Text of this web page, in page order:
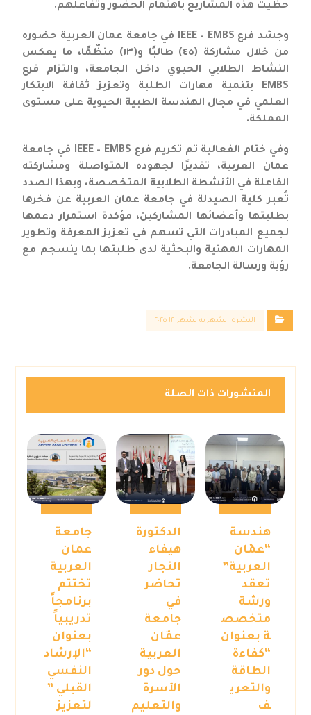
حظيت هذه المشاريع باهتمام الحضور وتفاعلهم.
وجسّد فرع IEEE – EMBS في جامعة عمان العربية حضوره
من خلال مشاركة (٤٥) طالبًا و(١٣) منظّمًا، ما يعكس
النشاط الطلابي الحيوي داخل الجامعة، والتزام فرع
EMBS بتنمية مهارات الطلبة وتعزيز ثقافة الابتكار
العلمي في مجال الهندسة الطبية الحيوية على مستوى
المملكة.
وفي ختام الفعالية تم تكريم فرع IEEE – EMBS في جامعة
عمان العربية، تقديرًا لجهوده المتواصلة ومشاركته
الفاعلة في الأنشطة الطلابية المتخصصة، وبهذا الصدد
تُعبر كلية الصيدلة في جامعة عمان العربية عن فخرها
بطلبتها وأعضائها المشاركين، مؤكدة استمرار دعمها
لجميع المبادرات التي تسهم في تعزيز المعرفة وتطوير
المهارات المهنية والبحثية لدى طلبتها بما ينسجم مع
رؤية ورسالة الجامعة.
النشرة الشهرية لشهر ١٢ ٢٠٢٥
المنشورات ذات الصلة
هندسة
“عمّان
العربية”
تعقد
ورشة
متخصص
ة بعنوان
“كفاءة
الطاقة
والتعري
ف
الدكتورة
هيفاء
النجار
تحاضر
في
جامعة
عمّان
العربية
حول دور
الأسرة
والتعليم
جامعة
عمان
العربية
تختتم
برنامجاً
تدريبياً
بعنوان
“الإرشاد
النفسي
القبلي ”
لتعزيز